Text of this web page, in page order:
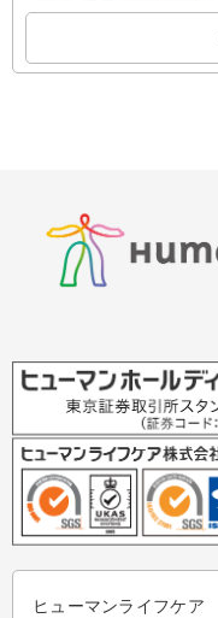
ヒューマンライフケア